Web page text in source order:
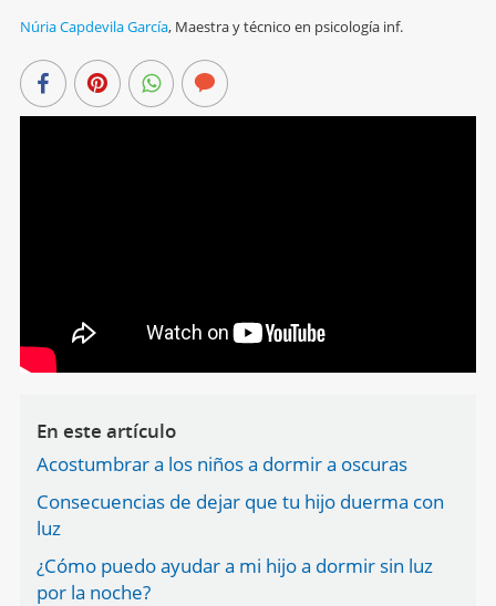
Núria Capdevila García, Maestra y técnico en psicología inf.
En este artículo
Acostumbrar a los niños a dormir a oscuras
Consecuencias de dejar que tu hijo duerma con
luz
¿Cómo puedo ayudar a mi hijo a dormir sin luz
por la noche?